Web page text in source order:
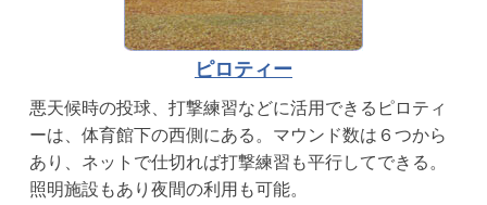
ピロティー
悪天候時の投球、打撃練習などに活用できるピロティ
ーは、体育館下の西側にある。マウンド数は６つから
あり、ネットで仕切れば打撃練習も平行してできる。
照明施設もあり夜間の利用も可能。